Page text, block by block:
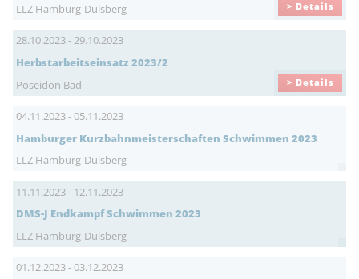
LLZ Hamburg-Dulsberg
> Details
28.10.2023 - 29.10.2023
Herbstarbeitseinsatz 2023/2
Poseidon Bad
> Details
04.11.2023 - 05.11.2023
Hamburger Kurzbahnmeisterschaften Schwimmen 2023
LLZ Hamburg-Dulsberg
11.11.2023 - 12.11.2023
DMS-J Endkampf Schwimmen 2023
LLZ Hamburg-Dulsberg
01.12.2023 - 03.12.2023